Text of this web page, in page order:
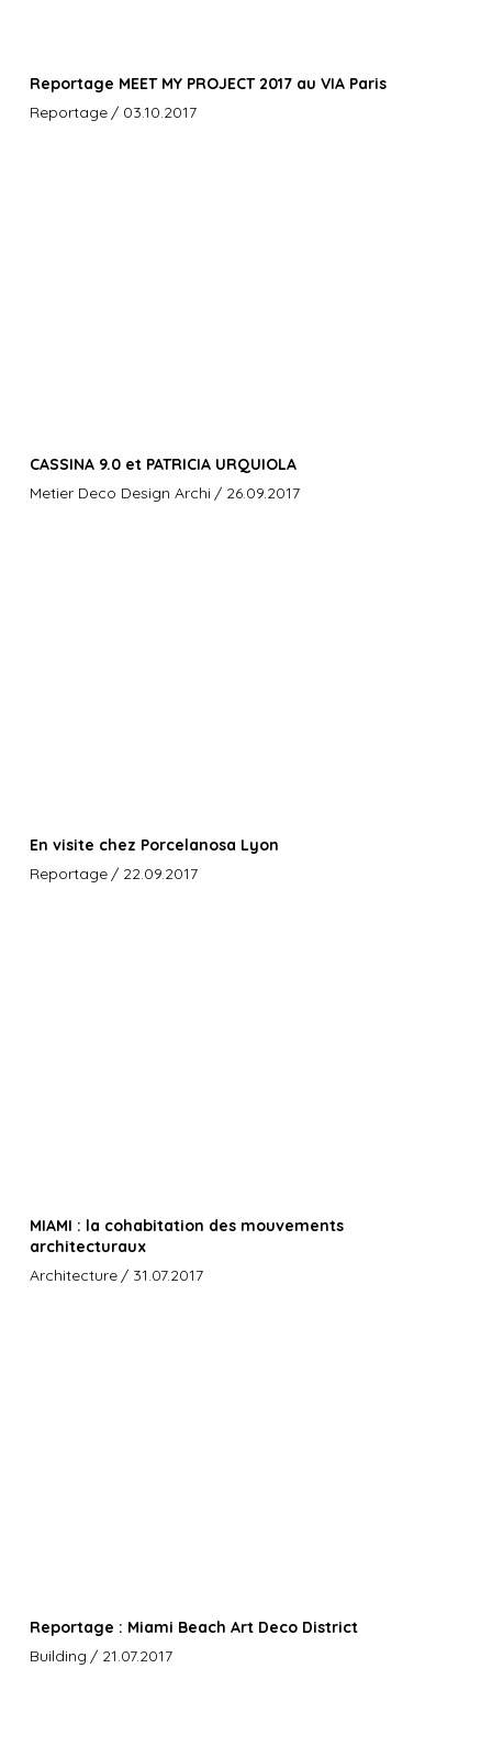
Reportage MEET MY PROJECT 2017 au VIA Paris
Reportage / 03.10.2017
CASSINA 9.0 et PATRICIA URQUIOLA
Metier Deco Design Archi / 26.09.2017
En visite chez Porcelanosa Lyon
Reportage / 22.09.2017
MIAMI : la cohabitation des mouvements
architecturaux
Architecture / 31.07.2017
Reportage : Miami Beach Art Deco District
Building / 21.07.2017